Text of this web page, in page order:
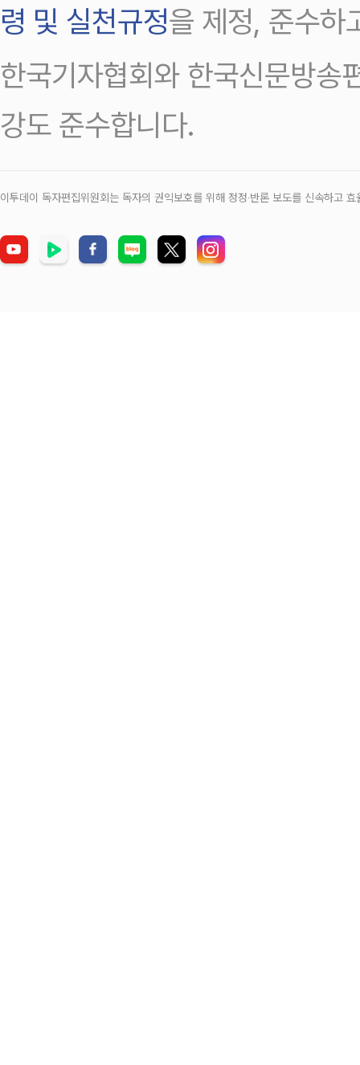
령 및 실천규정을 제정, 준수하
한국기자협회와 한국신문방송
강도 준수합니다.
이투데이 독자편집위원회는 독자의 권익보호를 위해 정정‧반론 보도를 신속하고